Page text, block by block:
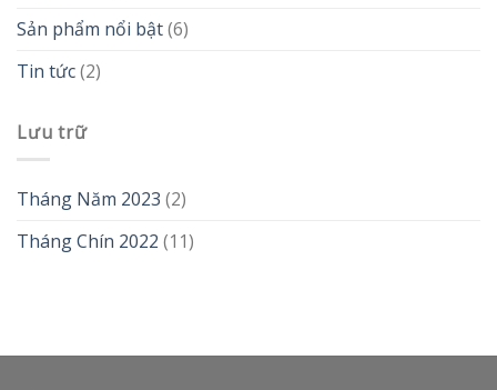
Sản phẩm nổi bật(6)
Tin tức(2)
Lưu trữ
Tháng Năm 2023 (2)
Tháng Chín 2022 (11)